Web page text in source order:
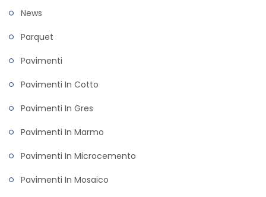
News
Parquet
Pavimenti
Pavimenti In Cotto
Pavimenti In Gres
Pavimenti In Marmo
Pavimenti In Microcemento
Pavimenti In Mosaico